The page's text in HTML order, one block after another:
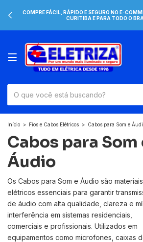
COMPRE FÁCIL, RÁPIDO E SEGURO NO E-
CURITIBA E PARA TODO O
Início > Fios e Cabos Elétricos > Cabos para Som e
Cabos para Som
Áudio
Os Cabos para Som e Áudio são materiais
elétricos essenciais para garantir
de áudio com alta qualidade, clareza e
interferência em sistemas residenciais,
comerciais e profissionais. Utilizados em
equipamentos como microfones, caixas